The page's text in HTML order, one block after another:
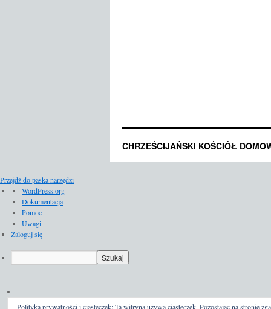
CHRZEŚCIJAŃSKI KOŚCIÓŁ
Polityka prywatności i ciasteczek: Ta witryna używa ciasteczek. Pozostając na stronie
Przejdź do paska narzędzi
O
WordPressie
WordPress.org
Dokumentacja
Pomoc
Uwagi
Zaloguj się
Szukaj